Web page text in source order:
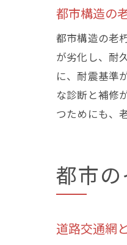
都市構造の
都市構造の老
が劣化し、耐
に、耐震基準
な診断と補修
つためにも、
都市
道路交通網